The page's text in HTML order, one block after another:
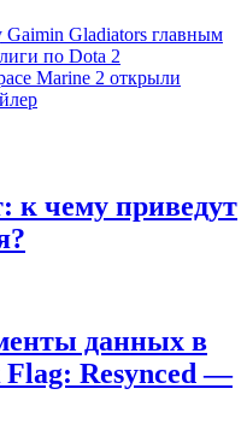
Gaimin Gladiators главным
по Dota 2
Marine 2 открыли
к чему приведут
данных в
Flag: Resynced —